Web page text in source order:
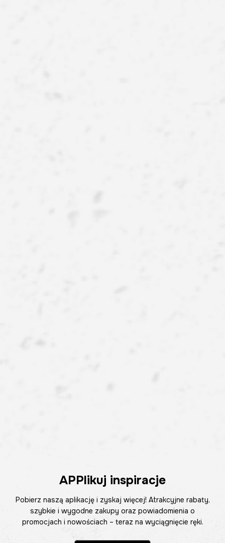
APPlikuj inspiracje
Pobierz naszą aplikację i zyskaj więcej! Atrakcyjne rabaty,
szybkie i wygodne zakupy oraz powiadomienia o
promocjach i nowościach – teraz na wyciągnięcie ręki.